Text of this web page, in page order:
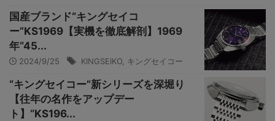
国産ブランド“キングセイコ
ー”KS1969【実機を徹底解剖】1969
年“45...
2024/9/25 KINGSEIKO キングセイコー
“キングセイコー”新シリーズを深堀り
【往年の名作をアップデー
ト】“KS196...